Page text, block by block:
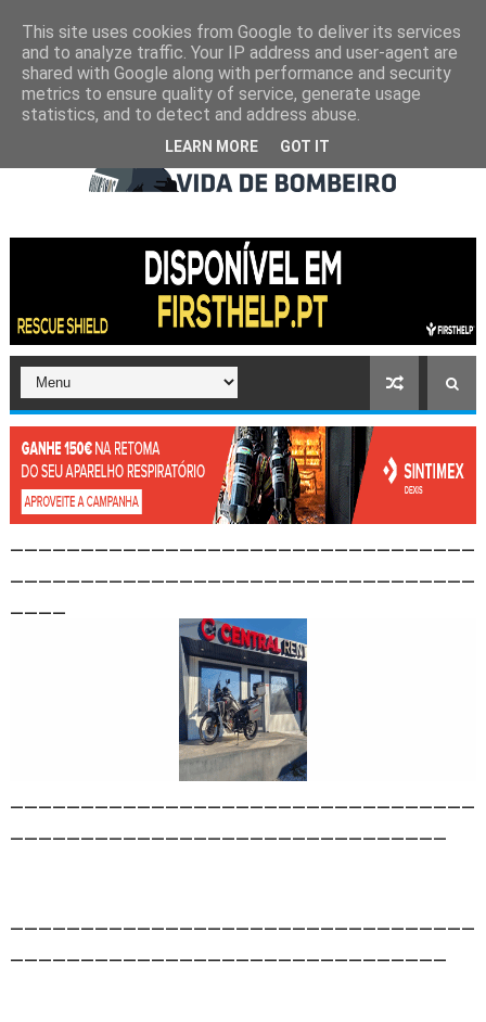
This site uses cookies from Google to deliver its services
and to analyze traffic. Your IP address and user-agent are
shared with Google along with performance and security
metrics to ensure quality of service, generate usage
statistics, and to detect and address abuse.
LEARN MORE GOT IT